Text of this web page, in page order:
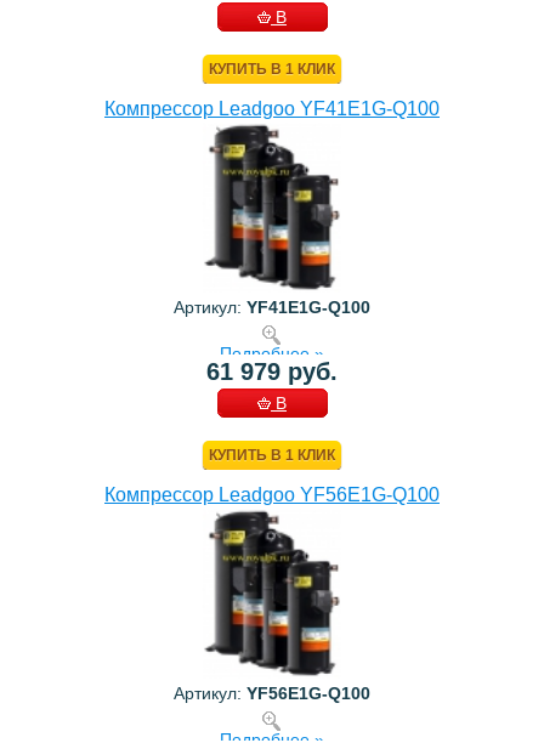
В
КУПИТЬ В 1 КЛИК
Компрессор Leadgoo YF41E1G-Q100
Артикул: YF41E1G-Q100
Подробнее »
61 979 руб.
В
КУПИТЬ В 1 КЛИК
Компрессор Leadgoo YF56E1G-Q100
Артикул: YF56E1G-Q100